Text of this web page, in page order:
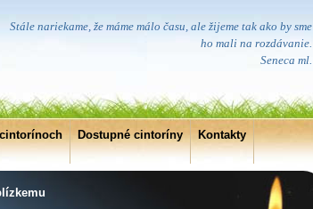
Stále nariekame, že máme málo času, ale žijeme tak ako by sme
ho mali na rozdávanie.
Seneca ml.
Dostupné cintoríny Kontakty